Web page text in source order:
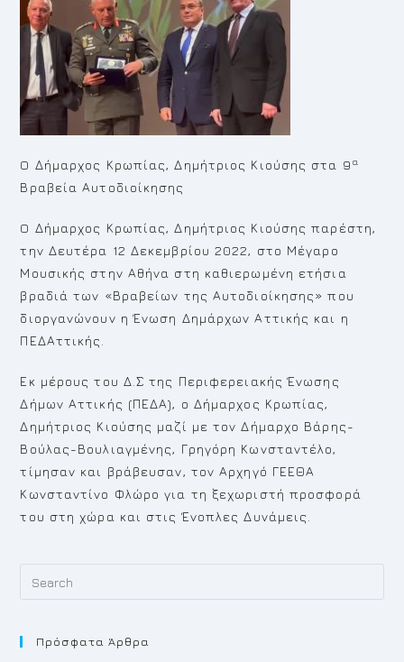
O Δήμαρχος Κρωπίας, Δημήτριος Κιούσης στα 9 α
Βραβεία Αυτοδιοίκησης
O Δήμαρχος Κρωπίας, Δημήτριος Κιούσης παρέστη,
την Δευτέρα 12 Δεκεμβρίου 2022, στο Μέγαρο
Μουσικής στην Αθήνα στη καθιερωμένη ετήσια
βραδιά των «Βραβείων της Αυτοδιοίκησης» που
διοργανώνουν η Ένωση Δημάρχων Αττικής και η
ΠΕΔΑττικής.
Εκ μέρους του Δ.Σ της Περιφερειακής Ένωσης
Δήμων Αττικής (ΠΕΔΑ), ο Δήμαρχος Κρωπίας,
Δημήτριος Κιούσης μαζί με τον Δήμαρχο Βάρης-
Βούλας-Βουλιαγμένης, Γρηγόρη Κωνσταντέλο,
τίμησαν και βράβευσαν, τον Αρχηγό ΓΕΕΘΑ
Κωνσταντίνο Φλώρο για τη ξεχωριστή προσφορά
του στη χώρα και στις Ένοπλες Δυνάμεις.
Πρόσφατα Άρθρα